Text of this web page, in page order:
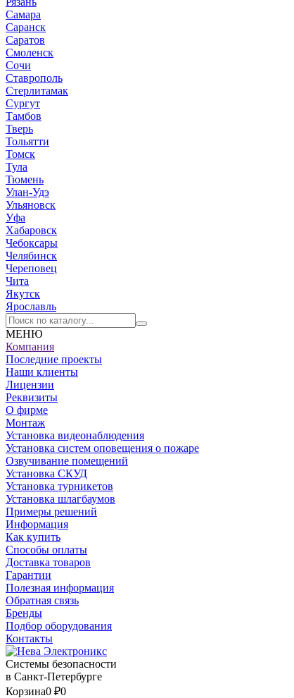
Самара
Саранск
Саратов
Смоленск
Сочи
Ставрополь
Стерлитамак
Сургут
Тамбов
Тверь
Тольятти
Томск
Тула
Тюмень
Улан-Удэ
Ульяновск
Уфа
Хабаровск
Чебоксары
Челябинск
Череповец
Чита
Якутск
Ярославль
МЕНЮ
Компания
Последние проекты
Наши клиенты
Лицензии
Реквизиты
О фирме
Монтаж
Установка видеонаблюдения
Установка систем оповещения о пожаре
Озвучивание помещений
Установка СКУД
Установка турникетов
Установка шлагбаумов
Примеры решений
Информация
Как купить
Способы оплаты
Доставка товаров
Гарантии
Полезная информация
Обратная связь
Бренды
Подбор оборудования
Контакты
Системы безопасности
в Санкт-Петербурге
Корзина0 ₽0